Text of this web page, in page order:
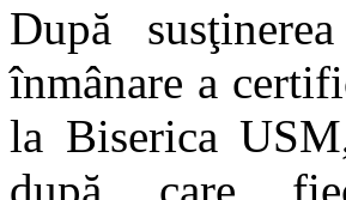
După
înmânare a
la Biserica
după care